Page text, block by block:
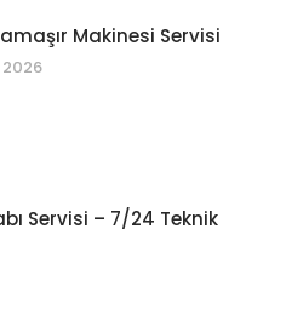
Makinesi Servisi
Servisi – 7/24 Teknik